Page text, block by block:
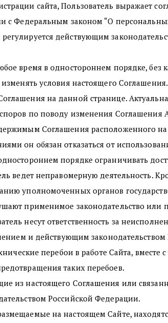
сайта, Пользователь выражает
с Федеральным законом “О
действующим
время в одностороннем порядке, без
условия настоящего
на данной странице.
по поводу изменения Соглашения
Соглашения расположенного
он обязан отказаться от
порядке ограничивать
ведет неправомерную деятельность.
уполномоченных органов
применимое законодательство или
несут ответственность за
и действующим
перебои в работе Сайта, вместе
таких перебоев.
из настоящего Соглашения или
Российской Федерации.
на настоящем Сайте,